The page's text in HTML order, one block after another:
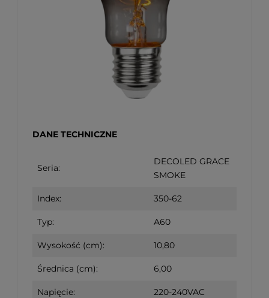
DANE TECHNICZNE
Seria:
DECOLED GRACE
SMOKE
Index: 350-62
Typ: A60
Wysokość (cm): 10,80
Średnica (cm): 6,00
Napięcie: 220-240VAC